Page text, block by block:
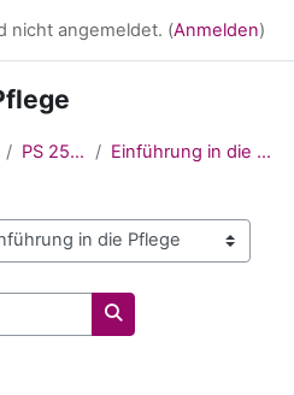
nicht angemeldet. (Anmelden)
PS 25-26 Einführung in die Pflege
Kurse suchen